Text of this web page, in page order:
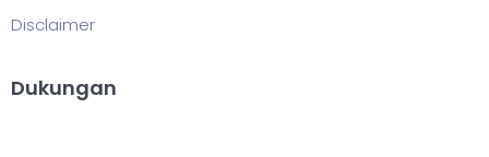
Disclaimer
Dukungan